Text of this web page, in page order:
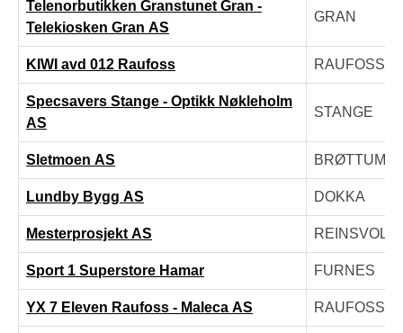
Telenorbutikken Granstunet Gran -
Telekiosken Gran AS
GRAN
KIWI avd 012 Raufoss RAUFOSS
Specsavers Stange - Optikk Nøkleholm
AS
STANGE
Sletmoen AS BRØTTUM
Lundby Bygg AS DOKKA
Mesterprosjekt AS REINSVOLL
Sport 1 Superstore Hamar FURNES
YX 7 Eleven Raufoss - Maleca AS RAUFOSS